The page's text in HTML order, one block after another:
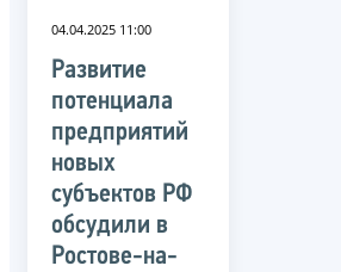
04.04.2025 11:00
Развитие
потенциала
предприятий
новых
субъектов РФ
обсудили в
Ростове-на-